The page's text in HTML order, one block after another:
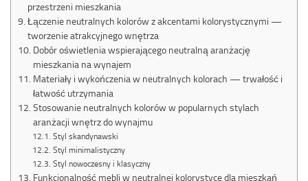
przestrzeni mieszkania
Łączenie neutralnych kolorów z akcentami kolorystycznymi —
tworzenie atrakcyjnego wnętrza
Dobór oświetlenia wspierającego neutralną aranżację
mieszkania na wynajem
Materiały i wykończenia w neutralnych kolorach — trwałość i
łatwość utrzymania
Stosowanie neutralnych kolorów w popularnych stylach
aranżacji wnętrz do wynajmu
Styl skandynawski
Styl minimalistyczny
Styl nowoczesny i klasyczny
Funkcjonalność mebli w neutralnej kolorystyce dla mieszkań